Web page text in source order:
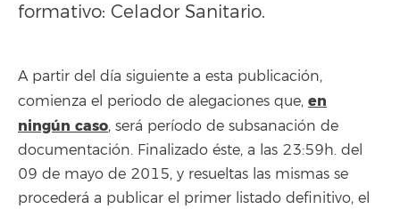
formativo: Celador Sanitario.
A partir del día siguiente a esta publicación,
comienza el periodo de alegaciones que, en
ningún caso, será período de subsanación de
documentación. Finalizado éste, a las 23:59h. del
09 de mayo de 2015, y resueltas las mismas se
procederá a publicar el primer listado definitivo, el